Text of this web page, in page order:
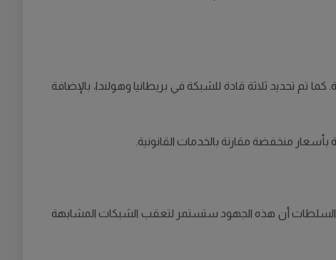
غير قانوني، بالإضافة إلى عملات مشفرة بقيمة 18 مليون كرونة سويدية. كما تم تحديد ثلاثة قادة للشبكة في بريطانيا وهولندا، بالإضافة
منخفضة مقارنة بالخدمات القانونية.
السلطات أن هذه الجهود ستستمر لتعقب الشبكات المشابهة